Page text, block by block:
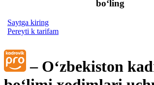
boʻling
Saytga kiring
Pereyti k tarifam
– Oʻzbekiston